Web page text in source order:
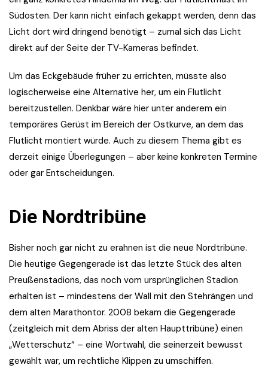
Südosten. Der kann nicht einfach gekappt werden, denn das
Licht dort wird dringend benötigt – zumal sich das Licht
direkt auf der Seite der TV-Kameras befindet.
Um das Eckgebäude früher zu errichten, müsste also
logischerweise eine Alternative her, um ein Flutlicht
bereitzustellen. Denkbar wäre hier unter anderem ein
temporäres Gerüst im Bereich der Ostkurve, an dem das
Flutlicht montiert würde. Auch zu diesem Thema gibt es
derzeit einige Überlegungen – aber keine konkreten Termine
oder gar Entscheidungen.
Die Nordtribüne
Bisher noch gar nicht zu erahnen ist die neue Nordtribüne.
Die heutige Gegengerade ist das letzte Stück des alten
Preußenstadions, das noch vom ursprünglichen Stadion
erhalten ist – mindestens der Wall mit den Stehrängen und
dem alten Marathontor. 2008 bekam die Gegengerade
(zeitgleich mit dem Abriss der alten Haupttribüne) einen
„Wetterschutz“ – eine Wortwahl, die seinerzeit bewusst
gewählt war, um rechtliche Klippen zu umschiffen.